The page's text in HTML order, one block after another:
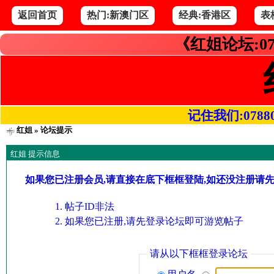
返回首页 热门:新澳门区 经典:香港区 表
《红姐论坛
记住我们
红姐» 论坛提示
红姐 提示信息
如果您已注册会员,请直接在底下框框登陆,如还没注册请
帖子ID非法
如果您已注册,请先登录论坛即可游览帖子
请从以下框框登录论坛